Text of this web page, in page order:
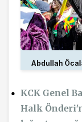
Abdullah
KCK Genel
Halk